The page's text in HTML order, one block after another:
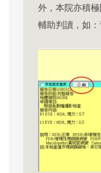
外，本院亦積
輔助判讀，如：